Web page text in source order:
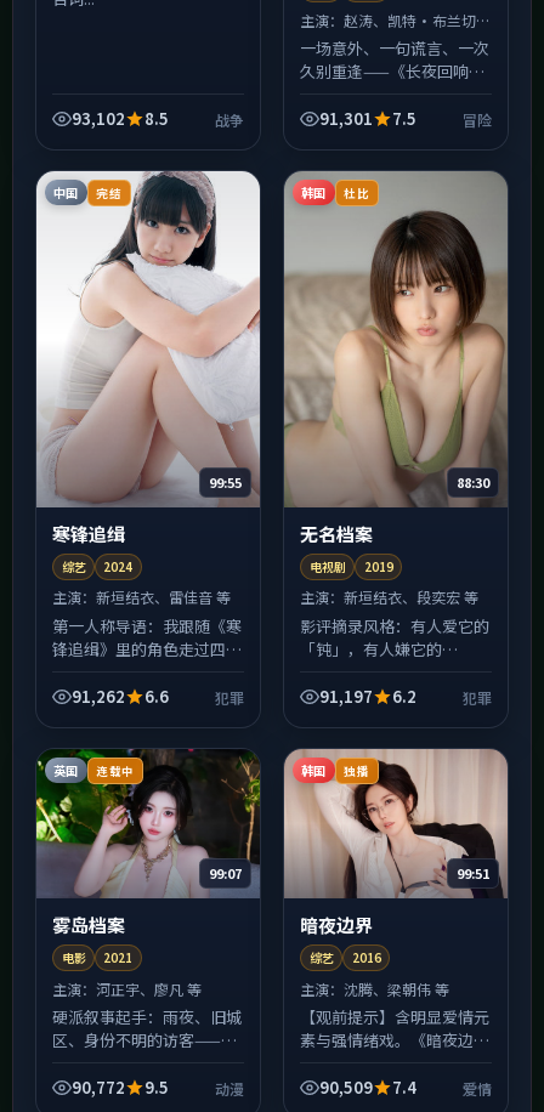
93,102 8.5 战争
主演：赵涛、凯特·布兰切特
一场意外、一句谎言、一次
久别重逢——《长夜回响》
裹对「信任是否可修复」的
界，...
91,301 7.5 冒险
中国 完结
99:55
寒锋追缉
综艺 2024
主演：新垣结衣、雷佳音 等
第一人称导语：我跟随《寒
锋追缉》里的角色走过四
往往不是善恶对决，而是各
很...
91,262 6.6 犯罪
韩国 杜比
88:30
无名档案
电视剧 2019
主演：新垣结衣、段奕宏 等
影评摘录风格：有人爱它的
「钝」，有人嫌它的
2019年上映时引发过两极
让群戏...
91,197 6.2 犯罪
英国 连载中
99:07
雾岛档案
电影 2021
主演：河正宇、廖凡 等
硬派叙事起手：雨夜、旧城
区、身份不明的访客——
短篇集里撕下来的某一页，
90,772 9.5 动漫
韩国 独播
99:51
暗夜边界
综艺 2016
主演：沈腾、梁朝伟 等
【观前提示】含明显爱情元
素与强情绪戏。《暗夜边
埋设的伏笔会在中后段集中
90,509 7.4 爱情